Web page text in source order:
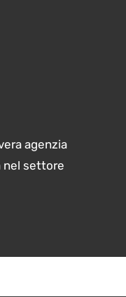
agenzia
nel settore